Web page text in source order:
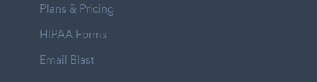
Plans & Pricing
HIPAA Forms
Email Blast